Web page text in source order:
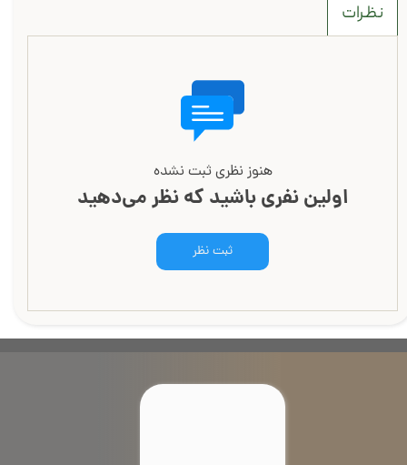
نظرات
هنوز نظری ثبت نشده
اولین نفری باشید که نظر می‌دهید
ثبت نظر